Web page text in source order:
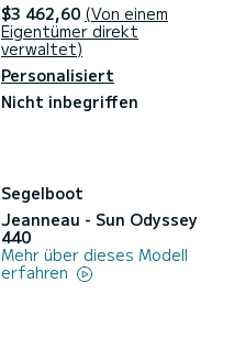
$3 462,60 (Von einem
Eigentümer direkt
verwaltet)
Personalisiert
Nicht inbegriffen
Segelboot
Jeanneau - Sun Odyssey
440
Mehr über dieses Modell
erfahren